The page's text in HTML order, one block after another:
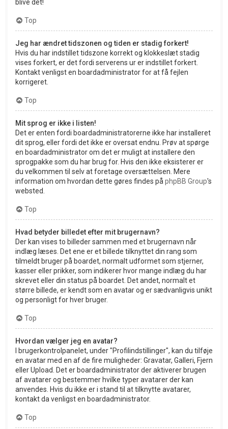
blive det!
Top
Jeg har ændret tidszonen og tiden er stadig forkert!
Hvis du har indstillet tidszone korrekt og klokkeslæt stadig
vises forkert, er det fordi serverens ur er indstillet forkert.
Kontakt venligst en boardadministrator for at få fejlen
korrigeret.
Top
Mit sprog er ikke i listen!
Det er enten fordi boardadministratorerne ikke har installeret
dit sprog, eller fordi det ikke er oversat endnu. Prøv at spørge
en boardadministrator om det er muligt at installere den
sprogpakke som du har brug for. Hvis den ikke eksisterer er
du velkommen til selv at foretage oversættelsen. Mere
information om hvordan dette gøres findes på phpBB Group's
websted.
Top
Hvad betyder billedet efter mit brugernavn?
Der kan vises to billeder sammen med et brugernavn når
indlæg læses. Det ene er et billede tilknyttet din rang som
tilmeldt bruger på boardet, normalt udformet som stjerner,
kasser eller prikker, som indikerer hvor mange indlæg du har
skrevet eller din status på boardet. Det andet, normalt et
større billede, er kendt som en avatar og er sædvanligvis unikt
og personligt for hver bruger.
Top
Hvordan vælger jeg en avatar?
I brugerkontrolpanelet, under "Profilindstillinger", kan du tilføje
en avatar med en af de fire muligheder: Gravatar, Galleri, Fjern
eller Upload. Det er boardadministrator der aktiverer brugen
af avatarer og bestemmer hvilke typer avatarer der kan
anvendes. Hvis du ikke er i stand til at tilknytte avatarer,
kontakt da venligst en boardadministrator.
Top